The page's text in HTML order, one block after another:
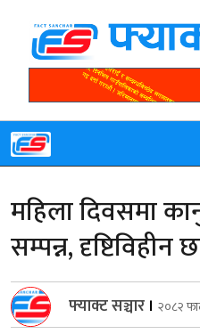
महिला दिवसमा
सम्पन्न, दृष्टिविहीन
फ्याक्ट सञ्चार । २०८२